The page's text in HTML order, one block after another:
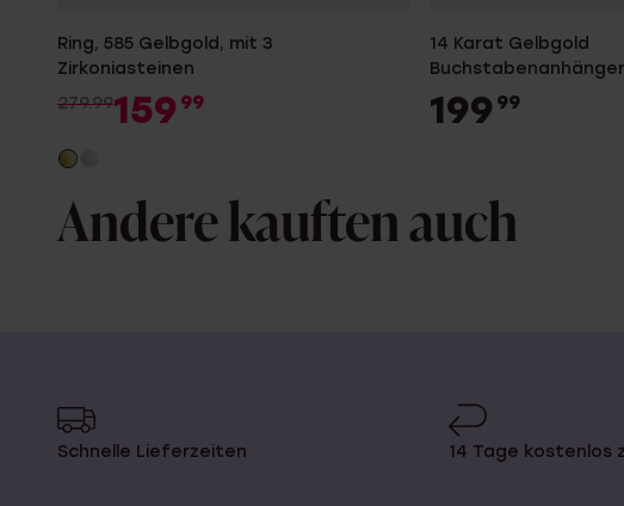
Ring, 585 Gelbgold, mit 3
Zirkoniasteinen
279.99159 99
14 Karat Gelbgold
199 99
Andere kauften auch
Schnelle Lieferzeiten 14 Tage kostenlos